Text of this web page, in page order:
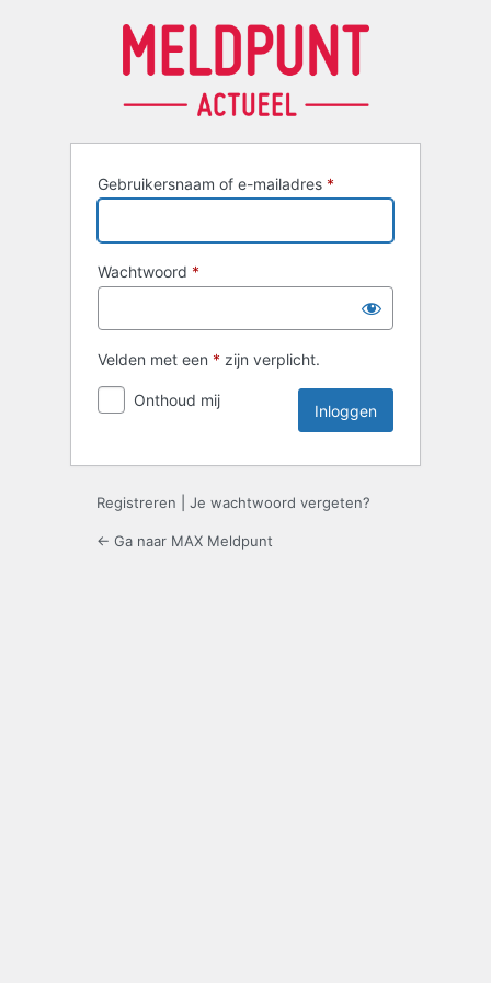
Gebruikersnaam of e-mailadres *
Wachtwoord *
Velden met een * zijn verplicht.
Onthoud mij
Registreren Je wachtwoord vergeten?
← Ga naar MAX Meldpunt